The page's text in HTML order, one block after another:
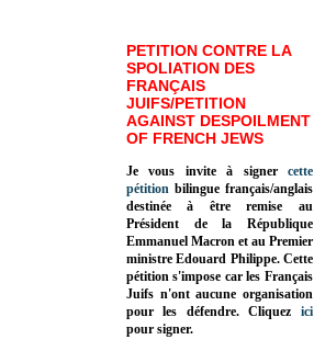
PETITION CONTRE LA
SPOLIATION DES
FRANÇAIS
JUIFS/PETITION
AGAINST DESPOILMENT
OF FRENCH JEWS
Je vous invite à signer cette
pétition bilingue français/anglais
destinée à être remise au
Président de la République
Emmanuel Macron et au Premier
ministre Edouard Philippe. Cette
pétition s'impose car les Français
Juifs n'ont aucune organisation
pour les défendre. Cliquez
ici
pour signer.